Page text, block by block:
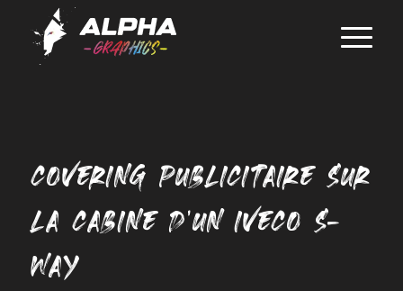
COVERING PUBLICITAIRE SUR
LA CABINE D’UN IVECO S-
WAY